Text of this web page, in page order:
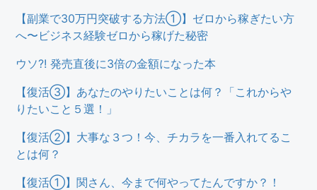
【副業で30万円突破する方法①】ゼロから稼ぎたい方
へ〜ビジネス経験ゼロから稼げた秘密
ウソ?! 発売直後に3倍の金額になった本
【復活③】あなたのやりたいことは何？「これからや
りたいこと５選！」
【復活②】大事な３つ！今、チカラを一番入れてるこ
とは何？
【復活①】関さん、今まで何やってたんですか？！